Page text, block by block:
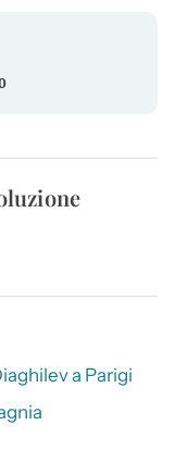
a Parigi